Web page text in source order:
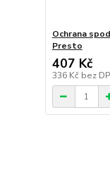
Ochrana
Presto
407 Kč
336 Kč bez